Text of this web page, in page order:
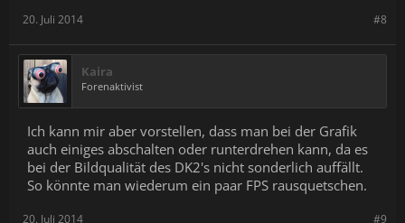
#8
20. Juli 2014
Kaira
Forenaktivist
Ich kann mir aber vorstellen, dass man bei der Grafik
auch einiges abschalten oder runterdrehen kann, da es
bei der Bildqualität des DK2's nicht sonderlich auffällt.
So könnte man wiederum ein paar FPS rausquetschen.
#9
20. Juli 2014